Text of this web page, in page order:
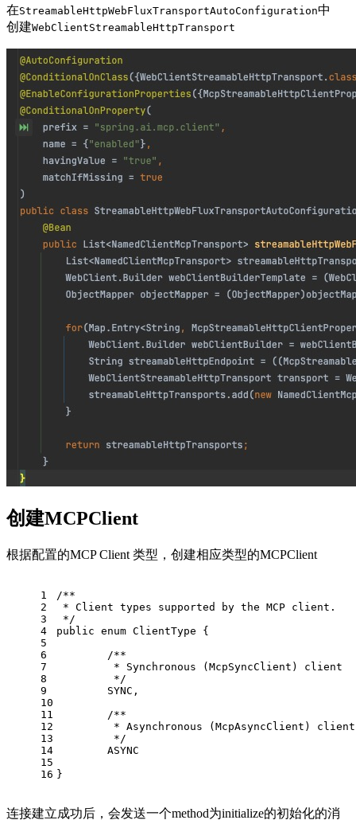
在StreamableHttpWebFluxTransportAutoConfiguration中
创建WebClientStreamableHttpTransport
创建MCPClient
根据配置的MCP Client 类型，创建相应类型的MCPClient
1
2
3
4
5
6
7
8
9
10
11
12
13
14
15
16
/**
* Client types supported by the MCP client.
*/
public enum ClientType {
	/**
	 * Synchronous (McpSyncClient) client
	 */
	SYNC,
	/**
	 * Asynchronous (McpAsyncClient) client
	 */
	ASYNC
}
连接建立成功后，会发送一个method为initialize的初始化的消